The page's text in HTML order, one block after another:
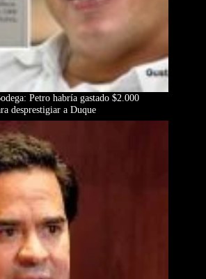
Petro habría gastado $2.000
desprestigiar a Duque